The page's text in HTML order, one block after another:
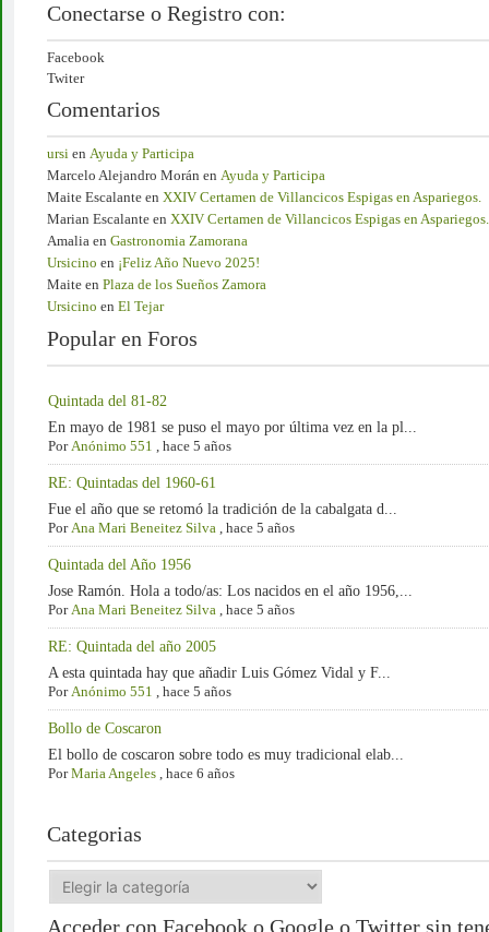
Conectarse o Registro con:
Facebook
Twiter
Comentarios
ursi en Ayuda y Participa
Marcelo Alejandro Morán en Ayuda y Participa
Maite Escalante en XXIV Certamen de Villancicos Espigas en Aspariegos.
Marian Escalante en XXIV Certamen de Villancicos Espigas en Aspariegos.
Amalia en Gastronomia Zamorana
Ursicino en ¡Feliz Año Nuevo 2025!
Maite en Plaza de los Sueños Zamora
Ursicino en El Tejar
Popular en Foros
Quintada del 81-82
En mayo de 1981 se puso el mayo por última vez en la pl...
PorAnónimo 551 , hace 5 años
RE: Quintadas del 1960-61
Fue el año que se retomó la tradición de la cabalgata d...
PorAna Mari Beneitez Silva , hace 5 años
Quintada del Año 1956
Jose Ramón. Hola a todo/as: Los nacidos en el año 1956,...
PorAna Mari Beneitez Silva , hace 5 años
RE: Quintada del año 2005
A esta quintada hay que añadir Luis Gómez Vidal y F...
PorAnónimo 551 , hace 5 años
Bollo de Coscaron
El bollo de coscaron sobre todo es muy tradicional elab...
PorMaria Angeles , hace 6 años
Categorias
Acceder con Facebook o Google o Twitter sin